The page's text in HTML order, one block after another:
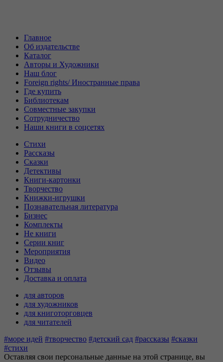
Главное
Об издательстве
Каталог
Авторы и Художники
Наш блог
Foreign rights/ Иностранные права
Где купить
Библиотекам
Совместные закупки
Сотрудничество
Наши книги в соцсетях
Стихи
Рассказы
Сказки
Детективы
Книги-картонки
Творчество
Книжки-игрушки
Познавательная литература
Бизнес
Комплекты
Не книги
Серии книг
Мероприятия
Видео
Отзывы
Доставка и оплата
для авторов
для художников
для книготорговцев
для читателей
#море идей #творчество #детский сад #рассказы #сказки
#стихи
Оставляя свои персональные данные на этой странице, вы